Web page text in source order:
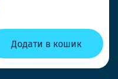
Додати в кошик